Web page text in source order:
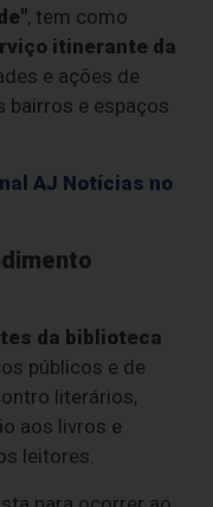
, tem como
itinerante da
e ações de
bairros e espaços
AJ Notícias no
da biblioteca
públicos e de
literários,
aos livros e
leitores.